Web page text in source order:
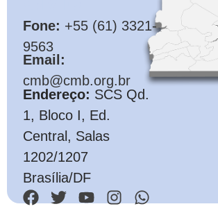
Fone: +55 (61) 3321-
9563
Email:
cmb@cmb.org.br
Endereço: SCS Qd.
1, Bloco I, Ed.
Central, Salas
1202/1207
Brasília/DF